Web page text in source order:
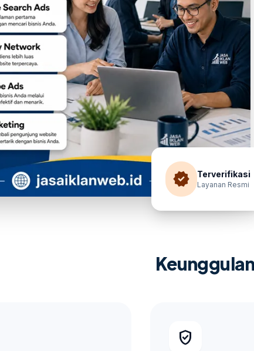
verified Terverifikasi
Layanan Resmi
verified_user